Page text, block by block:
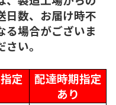
日数、お届け時不
る場合がございま
い。
定
配達時期指定
あり